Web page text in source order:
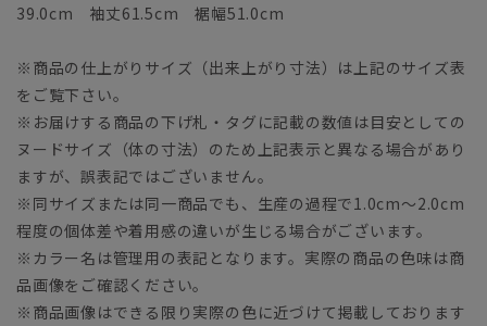
39.0cm 袖丈61.5cm 裾幅51.0cm
※商品の仕上がりサイズ（出来上がり寸法）は上記のサイズ表
をご覧下さい。
※お届けする商品の下げ札・タグに記載の数値は目安としての
ヌードサイズ（体の寸法）のため上記表示と異なる場合があり
ますが、誤表記ではございません。
※同サイズまたは同一商品でも、生産の過程で1.0cm～2.0cm
程度の個体差や着用感の違いが生じる場合がございます。
※カラー名は管理用の表記となります。実際の商品の色味は商
品画像をご確認ください。
※商品画像はできる限り実際の色に近づけて掲載しております